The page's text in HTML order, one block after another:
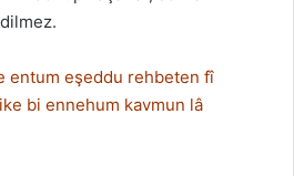
entum eşeddu rehbeten fî
bi ennehum kavmun lâ